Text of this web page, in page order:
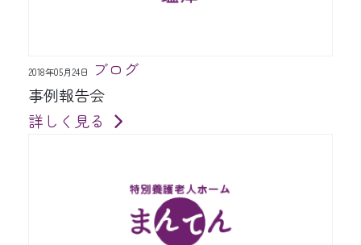
2018年05月24日
ブログ
事例報告会
詳しく見る